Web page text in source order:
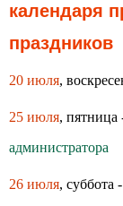
календаря
праздников
20 июля,
25 июля, пятница
администратора
26 июля, суббота -